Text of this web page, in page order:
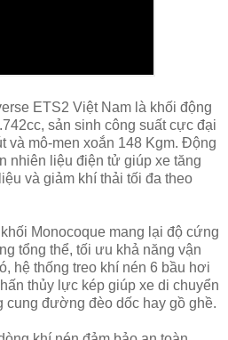
ETS2 Việt Nam là khối động
sản sinh công suất cực đại
và mô-men xoắn 148 Kgm. Động
nhiên liệu điện tử giúp xe tăng
và giảm khí thải tối đa theo
Monocoque mang lại độ cứng
tổng thể, tối ưu khả năng vận
hệ thống treo khí nén 6 bầu hơi
thủy lực kép giúp xe di chuyển
cung đường đèo dốc hay gồ ghề.